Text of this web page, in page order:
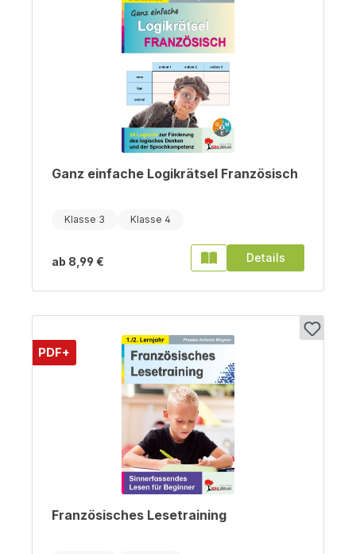
Ganz einfache Logikrätsel Französisch
Klasse 3 Klasse 4
ab 8,99 € Details
PDF+
Französisches Lesetraining